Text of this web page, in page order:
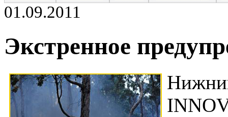
01.09.2011
Экстренное